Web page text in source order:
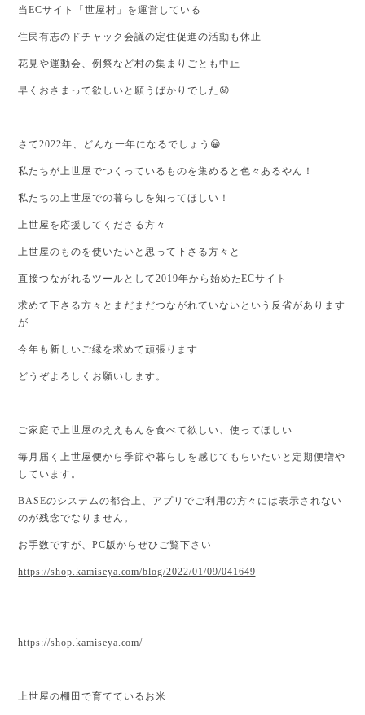
当ECサイト「世屋村」を運営している
住民有志のドチャック会議の定住促進の活動も休止
花見や運動会、例祭など村の集まりごとも中止
早くおさまって欲しいと願うばかりでした😟
さて2022年、どんな一年になるでしょう😀
私たちが上世屋でつくっているものを集めると色々あるやん！
私たちの上世屋での暮らしを知ってほしい！
上世屋を応援してくださる方々
上世屋のものを使いたいと思って下さる方々と
直接つながれるツールとして2019年から始めたECサイト
求めて下さる方々とまだまだつながれていないという反省があります
が
今年も新しいご縁を求めて頑張ります
どうぞよろしくお願いします。
ご家庭で上世屋のええもんを食べて欲しい、使ってほしい
毎月届く上世屋便から季節や暮らしを感じてもらいたいと定期便増や
しています。
BASEのシステムの都合上、アプリでご利用の方々には表示されない
のが残念でなりません。
お手数ですが、PC版からぜひご覧下さい
https://shop.kamiseya.com/blog/2022/01/09/041649
https://shop.kamiseya.com/
上世屋の棚田で育てているお米